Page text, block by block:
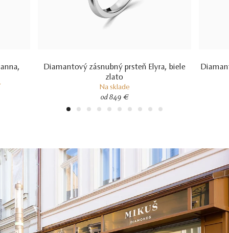
Diamantový zásnubný prsteň Elyra, biele
zlato
Na sklade
od 849 €
1 2 3 4 5 6 7 8 9 10